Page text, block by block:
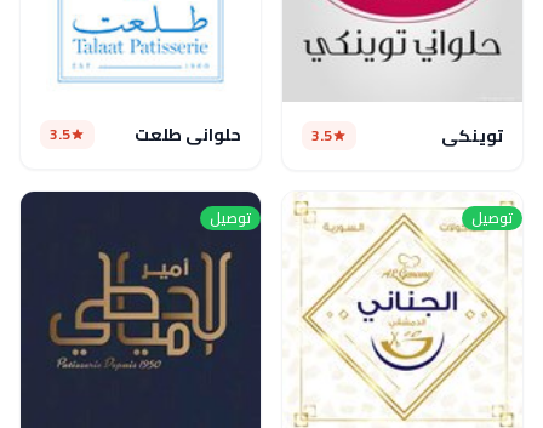
توينكي 3.5 حلواني طلعت 3.5
توصيل توصيل